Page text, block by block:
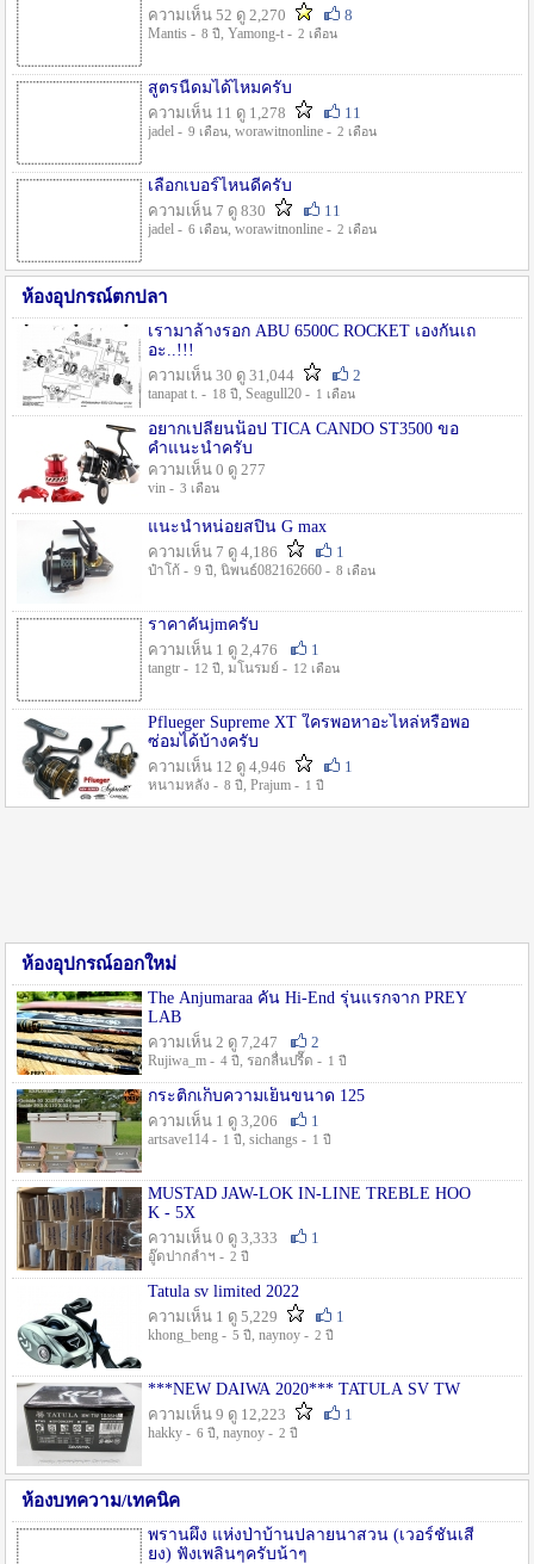
ความเห็น 52 ดู 2,270
8
Mantis - 8 ปี , Yamong-t - 2 เดือน
สูตรนี้ดมได้ไหมครับ
ความเห็น 11 ดู 1,278
11
jadel - 9 เดือน, worawitnonline - 2 เดือน
เลือกเบอร์ไหนดีครับ
ความเห็น 7 ดู 830
11
jadel - 6 เดือน, worawitnonline - 2 เดือน
ห้องอุปกรณ์ตกปลา
เรามาล้างรอก ABU 6500C ROCKET เองกันเถ
อะ..!!!
ความเห็น 30 ดู 31,044
2
tanapat t. - 18 ปี , Seagull20 - 1 เดือน
อยากเปลี่ยนน็อป TICA CANDO ST3500 ขอ
คำแนะนำครับ
ความเห็น 0 ดู 277
vin - 3 เดือน
แนะนำหน่อยสปิน G max
ความเห็น 7 ดู 4,186
1
ป๋าโก้ - 9 ปี , นิพนธ์082162660 - 8 เดือน
ราคาคันjmครับ
ความเห็น 1 ดู 2,476
1
tangtr - 12 ปี , มโนรมย์ - 12 เดือน
Pflueger Supreme XT ใครพอหาอะไหล่หรือพอ
ซ่อมได้บ้างครับ
ความเห็น 12 ดู 4,946
1
หนามหลัง - 8 ปี , Prajum - 1 ปี
ห้องอุปกรณ์ออกใหม่
The Anjumaraa คัน Hi-End รุ่นแรกจาก PREY
LAB
ความเห็น 2 ดู 7,247
2
Rujiwa_m - 4 ปี , รอกลื่นปรื๊ด - 1 ปี
กระติกเก็บความเย็นขนาด 125
ความเห็น 1 ดู 3,206
1
artsave114 - 1 ปี , sichangs - 1 ปี
MUSTAD JAW-LOK IN-LINE TREBLE HOO
K - 5X
ความเห็น 0 ดู 3,333
1
อู๊ดปากลำฯ - 2 ปี
Tatula sv limited 2022
ความเห็น 1 ดู 5,229
1
khong_beng - 5 ปี , naynoy - 2 ปี
***NEW DAIWA 2020*** TATULA SV TW
ความเห็น 9 ดู 12,223
1
hakky - 6 ปี , naynoy - 2 ปี
ห้องบทความ/เทคนิค
พรานผึ้ง แห่งป่าบ้านปลายนาสวน (เวอร์ชั่นเสี
ยง) ฟังเพลินๆครับน้าๆ